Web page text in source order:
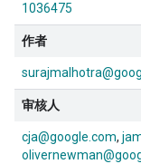
1036475
作者
审核人
cja@google.com